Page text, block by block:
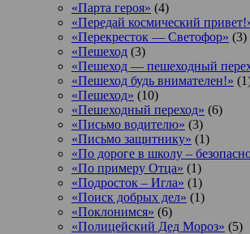
«Парта героя» (4)
«Передай космический
«Перекресток — Светофор» (3)
«Пешеход (3)
«Пешеход — пешеходный
«Пешеход будь внимателен!»
«Пешеход» (10)
«Пешеходный переход» (6)
«Письмо водителю» (3)
«Письмо защитнику» (1)
«По дороге в школу –
«По примеру Отца» (1)
«Подросток ‒ Игла» (1)
«Поиск добрых дел» (1)
«Поклонимся» (6)
«Полицейский Дед Мороз» (5)